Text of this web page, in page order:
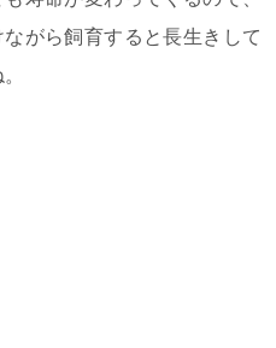
がら飼育すると長生きして